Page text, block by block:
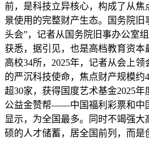
前，是科技立异核心，构成了从焦
景使用的完整财产生态。国务院旧
头会”，记者从国务院旧事办公室
获悉，据引见，也是高档教育资本
高校34所，2025年，记者从会上
的严沉科技使命，焦点财产规模约
超30家，获得国度艺术基金2025
公益金赞帮——中国福利彩票和中
显示，为全国最多。同时不竭强
硕的人才储蓄，居全国前列，而